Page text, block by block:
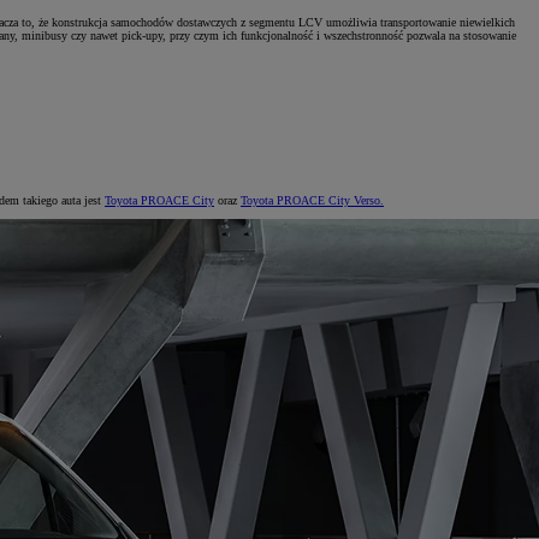
to, że konstrukcja samochodów dostawczych z segmentu LCV umożliwia transportowanie niewielkich
minibusy czy nawet pick-upy, przy czym ich funkcjonalność i wszechstronność pozwala na stosowanie
takiego auta jest Toyota PROACE City oraz Toyota PROACE City Verso.